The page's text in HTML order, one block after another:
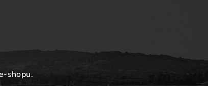
shopu.